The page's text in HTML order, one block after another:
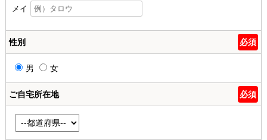
メイ
性別 必須
男 女
ご自宅所在地 必須